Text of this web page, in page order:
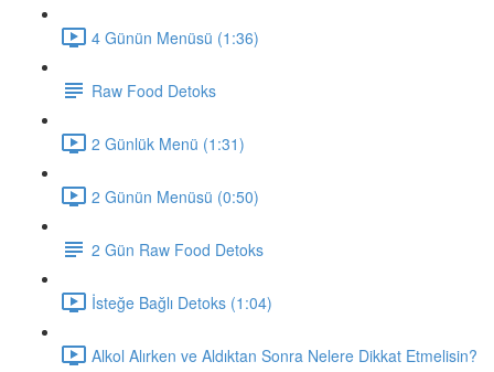
4 Günün Menüsü (1:36)
Raw Food Detoks
2 Günlük Menü (1:31)
2 Günün Menüsü (0:50)
2 Gün Raw Food Detoks
İsteğe Bağlı Detoks (1:04)
Alkol Alırken ve Aldıktan Sonra Nelere Dikkat Etmelisin?